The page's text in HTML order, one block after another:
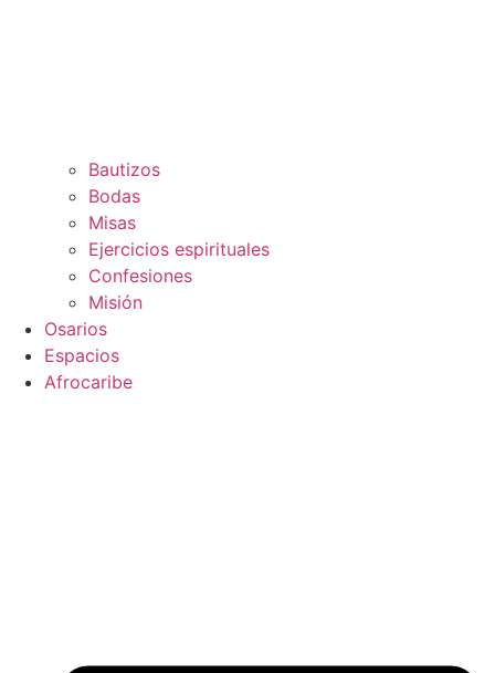
Bautizos
Bodas
Misas
Ejercicios espirituales
Confesiones
Misión
Osarios
Espacios
Afrocaribe